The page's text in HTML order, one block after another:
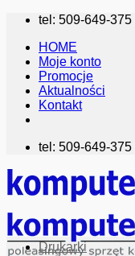
Przewiń
zawartości
tel: 509-649-375 |
HOME
Moje konto
Promocje
Aktualności
Kontakt
tel: 509-649-375 |
Drukarki